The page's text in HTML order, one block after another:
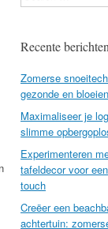
Recente berichten
Zomerse
gezonde en
Maximaliseer je
slimme
Experimenteren
tafeldecor voor
touch
Creëer een
achtertuin: